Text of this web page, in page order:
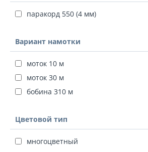
паракорд 550 (4 мм)
Вариант намотки
моток 10 м
моток 30 м
бобина 310 м
Цветовой тип
многоцветный